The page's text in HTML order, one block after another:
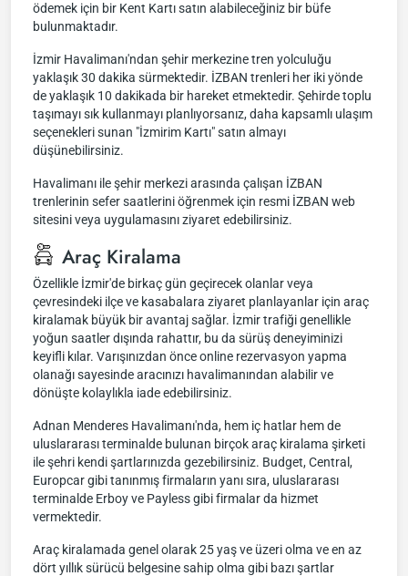
ödemek için bir Kent Kartı satın alabileceğiniz bir büfe
bulunmaktadır.
İzmir Havalimanı'ndan şehir merkezine tren yolculuğu
yaklaşık 30 dakika sürmektedir. İZBAN trenleri her iki yönde
de yaklaşık 10 dakikada bir hareket etmektedir. Şehirde toplu
taşımayı sık kullanmayı planlıyorsanız, daha kapsamlı ulaşım
seçenekleri sunan "İzmirim Kartı" satın almayı
düşünebilirsiniz.
Havalimanı ile şehir merkezi arasında çalışan İZBAN
trenlerinin sefer saatlerini öğrenmek için resmi İZBAN web
sitesini veya uygulamasını ziyaret edebilirsiniz.
Araç Kiralama
Özellikle İzmir'de birkaç gün geçirecek olanlar veya
çevresindeki ilçe ve kasabalara ziyaret planlayanlar için araç
kiralamak büyük bir avantaj sağlar. İzmir trafiği genellikle
yoğun saatler dışında rahattır, bu da sürüş deneyiminizi
keyifli kılar. Varışınızdan önce online rezervasyon yapma
olanağı sayesinde aracınızı havalimanından alabilir ve
dönüşte kolaylıkla iade edebilirsiniz.
Adnan Menderes Havalimanı'nda, hem iç hatlar hem de
uluslararası terminalde bulunan birçok araç kiralama şirketi
ile şehri kendi şartlarınızda gezebilirsiniz. Budget, Central,
Europcar gibi tanınmış firmaların yanı sıra, uluslararası
terminalde Erboy ve Payless gibi firmalar da hizmet
vermektedir.
Araç kiralamada genel olarak 25 yaş ve üzeri olma ve en az
dört yıllık sürücü belgesine sahip olma gibi bazı şartlar